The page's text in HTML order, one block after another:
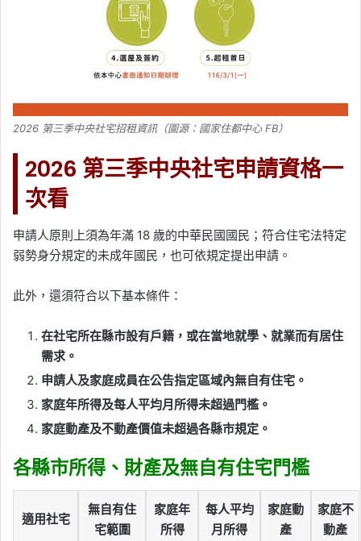
2026 第三季中央社宅招租資訊（圖源：國家住都中心 FB）
2026 第三季中央社宅申請資格一
次看
申請人原則上須為年滿 18 歲的中華民國國民；符合住宅法特定
弱勢身分規定的未成年國民，也可依規定提出申請。
此外，還須符合以下基本條件：
在社宅所在縣市設有戶籍，或在當地就學、就業而有居住
需求。
申請人及家庭成員在公告指定區域內無自有住宅。
家庭年所得及每人平均月所得未超過門檻。
家庭動產及不動產價值未超過各縣市規定。
各縣市所得、財產及無自有住宅門檻
適用社宅
無自有住
宅範圍
家庭年
所得
每人平均
月所得
家庭動
產
家庭不
動產